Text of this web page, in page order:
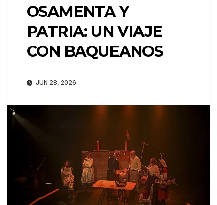
OSAMENTA Y
PATRIA: UN VIAJE
CON BAQUEANOS
JUN 28, 2026